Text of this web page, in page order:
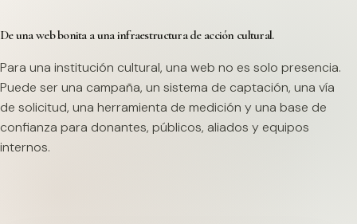
De una web bonita a una infraestructura de acción cultural.
Para una institución cultural, una web no es solo presencia.
Puede ser una campaña, un sistema de captación, una vía
de solicitud, una herramienta de medición y una base de
confianza para donantes, públicos, aliados y equipos
internos.